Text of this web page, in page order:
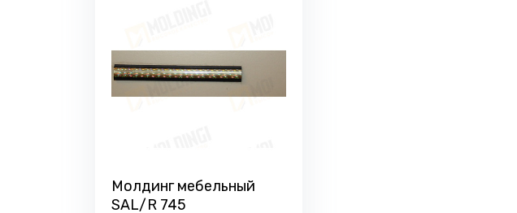
Молдинг мебельный
SAL/R 745